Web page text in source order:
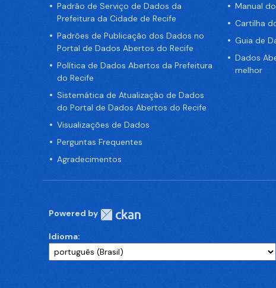
Padrão de Serviço de Dados da
Prefeitura da Cidade de Recife
Padrões de Publicação dos Dados no
Portal de Dados Abertos do Recife
Política de Dados Abertos da Prefeitura
do Recife
Sistemática de Atualização de Dados
do Portal de Dados Abertos do Recife
Visualizações de Dados
Perguntas Frequentes
Agradecimentos
Manual
Cartilha
Guia de
Dados
melhor
Powered by
Idioma